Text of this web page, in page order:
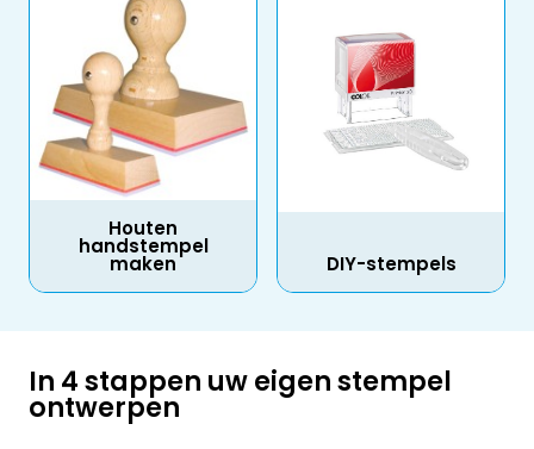
Houten
handstempel
maken DIY-stempels
In 4 stappen uw eigen stempel
ontwerpen